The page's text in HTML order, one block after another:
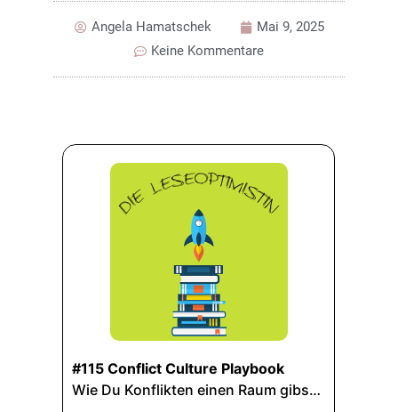
Angela Hamatschek
Mai 9, 2025
Keine Kommentare